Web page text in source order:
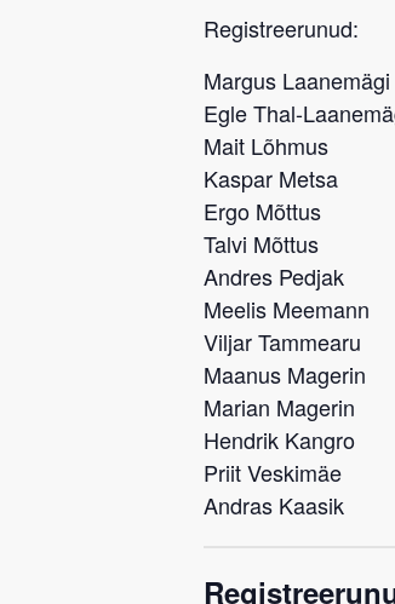
Registreerunud:
Margus Laanemägi
Egle Thal-
Mait Lõhmus
Kaspar Metsa
Ergo Mõttus
Talvi Mõttus
Andres Pedjak
Meelis Meemann
Viljar Tammearu
Maanus Magerin
Marian Magerin
Hendrik Kangro
Priit Veskimäe
Andras Kaasik